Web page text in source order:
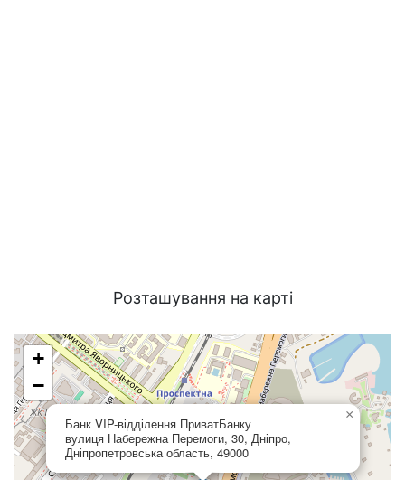
Розташування на карті
Банк VIP-відділення ПриватБанку
вулиця Набережна Перемоги, 30, Дніпро,
Дніпропетровська область, 49000
×
+
−